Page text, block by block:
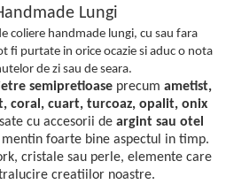
Lungi
coliere handmade lungi, cu sau fara
fi purtate in orice ocazie si aduc o nota
de zi sau de seara.
semipretioaseprecum ametist,
coral, cuart, turcoaz, opalit, onix
cu accesorii de argint sau otel
foarte bine aspectul in timp.
cristale sau perle, elemente care
creatiilor noastre.